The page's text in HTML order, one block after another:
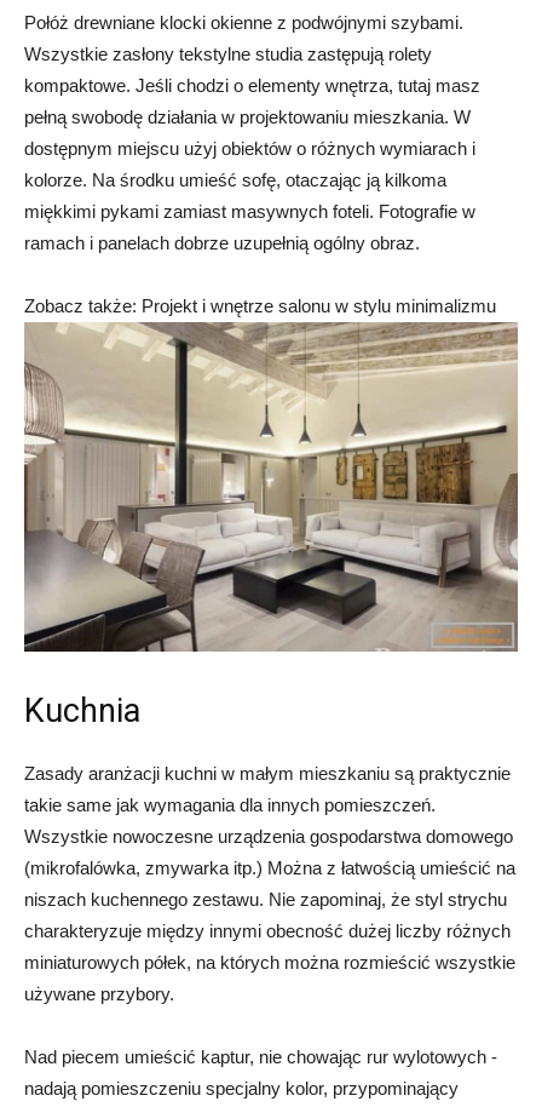
Połóż drewniane klocki okienne z podwójnymi szybami.
Wszystkie zasłony tekstylne studia zastępują rolety
kompaktowe. Jeśli chodzi o elementy wnętrza, tutaj masz
pełną swobodę działania w projektowaniu mieszkania. W
dostępnym miejscu użyj obiektów o różnych wymiarach i
kolorze. Na środku umieść sofę, otaczając ją kilkoma
miękkimi pykami zamiast masywnych foteli. Fotografie w
ramach i panelach dobrze uzupełnią ogólny obraz.
Zobacz także: Projekt i wnętrze salonu w stylu minimalizmu
Kuchnia
Zasady aranżacji kuchni w małym mieszkaniu są praktycznie
takie same jak wymagania dla innych pomieszczeń.
Wszystkie nowoczesne urządzenia gospodarstwa domowego
(mikrofalówka, zmywarka itp.) Można z łatwością umieścić na
niszach kuchennego zestawu. Nie zapominaj, że styl strychu
charakteryzuje między innymi obecność dużej liczby różnych
miniaturowych półek, na których można rozmieścić wszystkie
używane przybory.
Nad piecem umieścić kaptur, nie chowając rur wylotowych -
nadają pomieszczeniu specjalny kolor, przypominający